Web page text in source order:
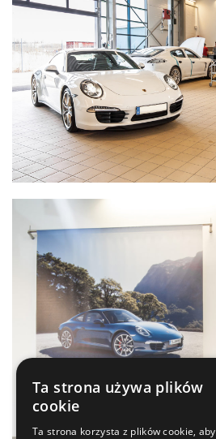
Ta strona używa plików
cookie
Ta strona korzysta z plików cookie, aby